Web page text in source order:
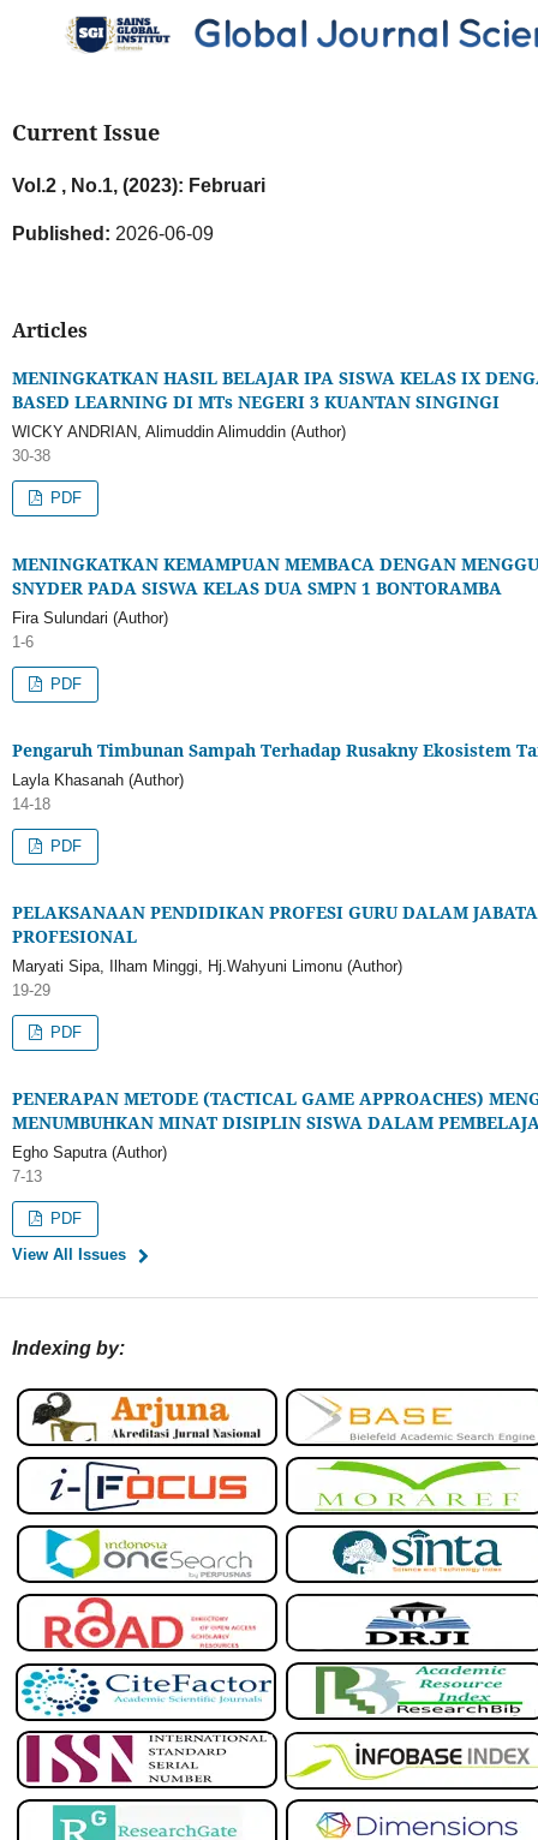
Current Issue
Vol.2 , No.1, (2023): Februari
Published: 2026-06-09
Articles
MENINGKATKAN HASIL BELAJAR IPA SISWA KELAS IX
BASED LEARNING DI MTs NEGERI 3 KUANTAN SINGINGI
WICKY ANDRIAN, Alimuddin Alimuddin (Author)
30-38
PDF
MENINGKATKAN KEMAMPUAN MEMBACA DENGAN
SNYDER PADA SISWA KELAS DUA SMPN 1 BONTORAMBA
Fira Sulundari (Author)
1-6
PDF
Pengaruh Timbunan Sampah Terhadap Rusakny Ekosistem
Layla Khasanah (Author)
14-18
PDF
PELAKSANAAN PENDIDIKAN PROFESI GURU DALAM
PROFESIONAL
Maryati Sipa, Ilham Minggi, Hj.Wahyuni Limonu (Author)
19-29
PDF
PENERAPAN METODE (TACTICAL GAME APPROACHES)
MENUMBUHKAN MINAT DISIPLIN SISWA DALAM
Egho Saputra (Author)
7-13
PDF
View All Issues
Indexing by: